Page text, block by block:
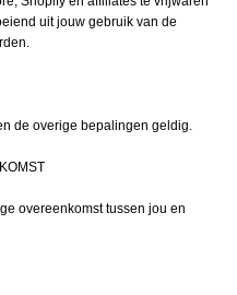
uit jouw gebruik van de
de overige bepalingen geldig.
overeenkomst tussen jou en